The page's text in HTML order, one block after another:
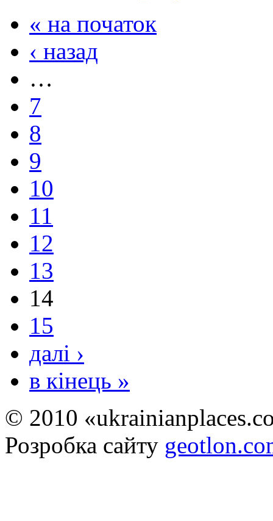
« на початок
‹ назад
…
7
8
9
10
11
12
13
14
15
далі ›
в кінець »
© 2010
Розробка сайту